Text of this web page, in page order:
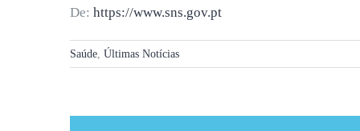
De: https://www.sns.gov.pt
Saúde, Últimas Notícias